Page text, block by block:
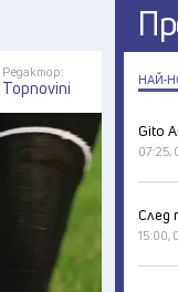
Редактор:
Topnovini НАЙ-
Gito
07:25,
След
15:00,